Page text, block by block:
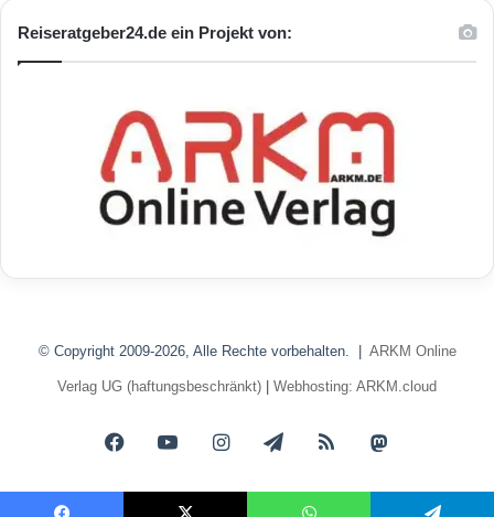
Reiseratgeber24.de ein Projekt von:
© Copyright 2009-2026, Alle Rechte vorbehalten. | ARKM Online
Verlag UG (haftungsbeschränkt) Webhosting: ARKM.cloud
FacebookYouTubeInstagramTelegramRSS